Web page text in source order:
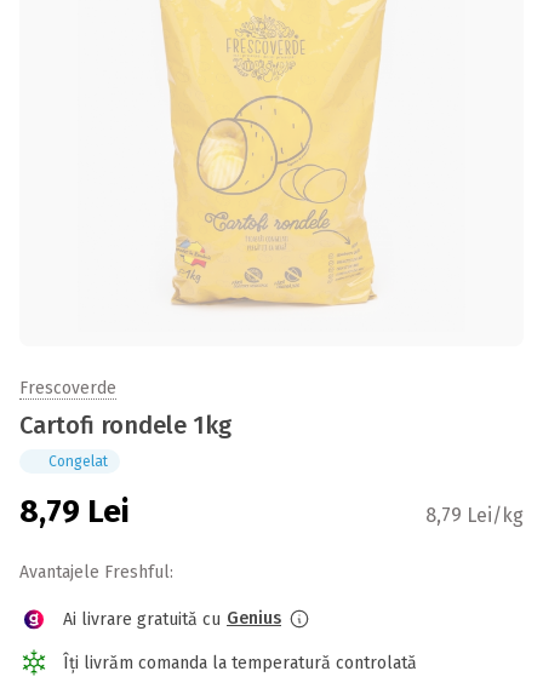
Frescoverde
Cartofi rondele 1kg
Congelat
8,79 Lei 8,79 Lei/kg
Avantajele Freshful:
Ai livrare gratuită cu Genius
Îți livrăm comanda la temperatură controlată